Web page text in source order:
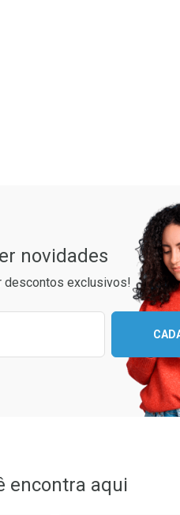
novidades
descontos exclusivos!
para receber
encontra aqui